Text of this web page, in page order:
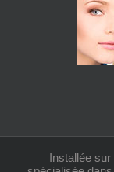
Installée